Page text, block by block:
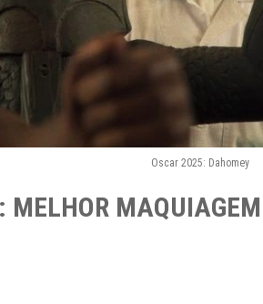
Oscar 2025: Dahomey
MELHOR